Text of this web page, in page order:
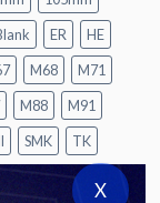
ER
HE
M68
M71
M88
M91
SMK
TK
X